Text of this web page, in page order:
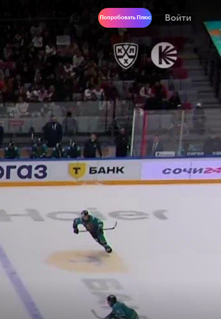
Попробовать Плюс Войти